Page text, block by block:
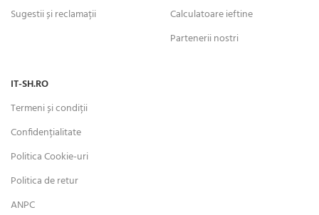
Sugestii și reclamații
Calculatoare ieftine
Partenerii nostri
IT-SH.RO
Termeni și condiții
Confidențialitate
Politica Cookie-uri
Politica de retur
ANPC